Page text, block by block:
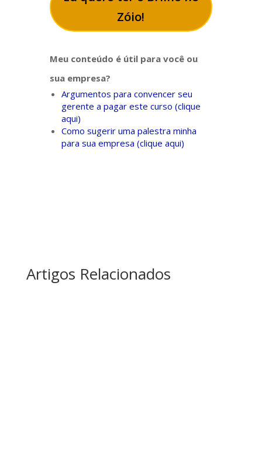
Zóio!
Meu conteúdo é útil para você ou
sua empresa?
Argumentos para convencer seu
gerente a pagar este curso (clique
aqui)
Como sugerir uma palestra minha
para sua empresa (clique aqui)
Artigos Relacionados